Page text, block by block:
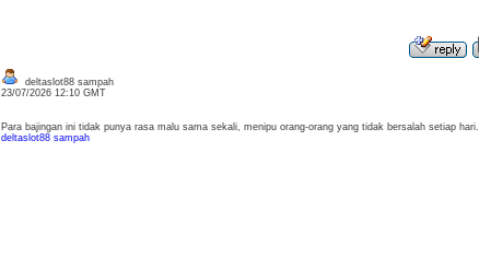
deltaslot88 sampah
23/07/2026 12:10 GMT
Para bajingan ini tidak punya rasa malu sama sekali, menipu orang-orang yang tidak bersalah setiap hari.
deltaslot88 sampah